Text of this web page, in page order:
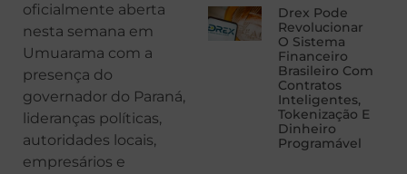
oficialmente aberta
nesta semana em
Umuarama com a
presença do
governador do Paraná,
lideranças políticas,
autoridades locais,
empresários e
Drex Pode
Revolucionar
O Sistema
Financeiro
Brasileiro Com
Contratos
Inteligentes,
Tokenização E
Dinheiro
Programável